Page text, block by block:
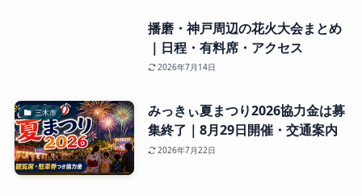
播磨・神戸周辺の花火大会まとめ
｜日程・有料席・アクセス
2026年7月14日
三木市
みっきぃ夏まつり2026協力金は募
集終了｜8月29日開催・交通案内
2026年7月22日